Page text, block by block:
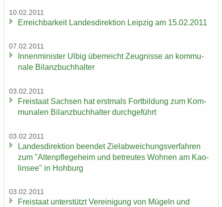
10.02.2011
Er­reich­bar­keit Lan­des­di­rek­ti­on Leip­zig am 15.02.2011
07.02.2011
In­nen­mi­nis­ter Ulbig über­reicht Zeug­nis­se an kom­mu­
na­le Bi­lanz­buch­hal­ter
03.02.2011
Frei­staat Sach­sen hat erst­mals Fort­bil­dung zum Kom­
mu­na­len Bi­lanz­buch­hal­ter durch­ge­führt
03.02.2011
Lan­des­di­rek­ti­on be­en­det Ziel­ab­wei­chungs­ver­fah­ren
zum "Al­ten­pfle­ge­heim und be­treu­tes Woh­nen am Kao­
lin­see" in Hoh­burg
03.02.2011
Frei­staat un­ter­stützt Ver­ei­ni­gung von Mü­geln und